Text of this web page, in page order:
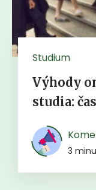
Studium
Výhody
studia:
3